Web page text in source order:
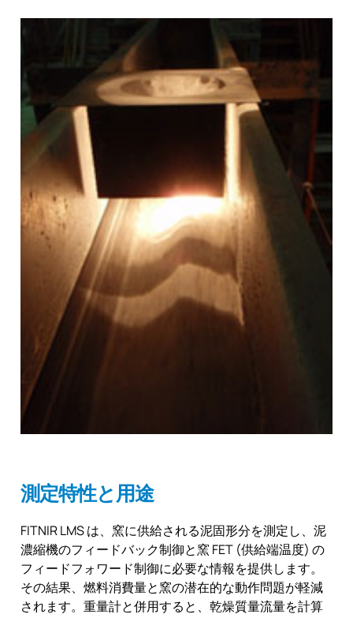
測定特性と用途
FITNIR LMS は、窯に供給される泥固形分を測定し、泥
濃縮機のフィードバック制御と窯 FET (供給端温度) の
フィードフォワード制御に必要な情報を提供します。
その結果、燃料消費量と窯の潜在的な動作問題が軽減
されます。重量計と併用すると、乾燥質量流量を計算